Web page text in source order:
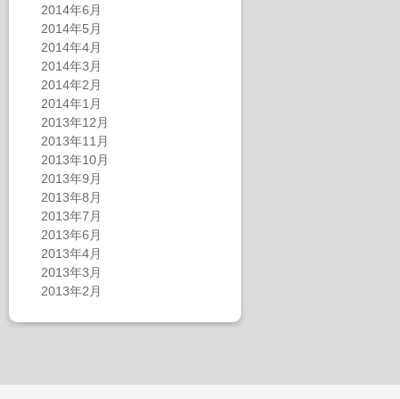
2014年6月
2014年5月
2014年4月
2014年3月
2014年2月
2014年1月
2013年12月
2013年11月
2013年10月
2013年9月
2013年8月
2013年7月
2013年6月
2013年4月
2013年3月
2013年2月